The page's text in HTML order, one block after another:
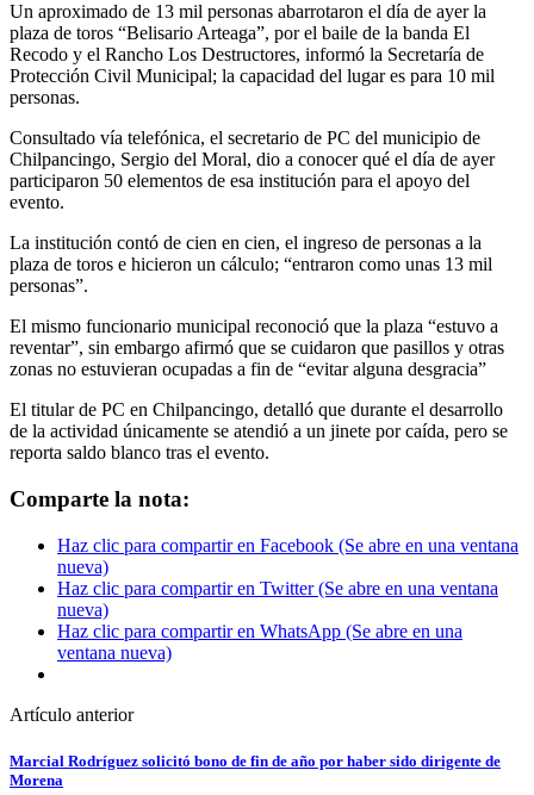
Un aproximado de 13 mil personas abarrotaron el día de ayer la
plaza de toros “Belisario Arteaga”, por el baile de la banda El
Recodo y el Rancho Los Destructores, informó la Secretaría de
Protección Civil Municipal; la capacidad del lugar es para 10 mil
personas.
Consultado vía telefónica, el secretario de PC del municipio de
Chilpancingo, Sergio del Moral, dio a conocer qué el día de ayer
participaron 50 elementos de esa institución para el apoyo del
evento.
La institución contó de cien en cien, el ingreso de personas a la
plaza de toros e hicieron un cálculo; “entraron como unas 13 mil
personas”.
El mismo funcionario municipal reconoció que la plaza “estuvo a
reventar”, sin embargo afirmó que se cuidaron que pasillos y otras
zonas no estuvieran ocupadas a fin de “evitar alguna desgracia”
El titular de PC en Chilpancingo, detalló que durante el desarrollo
de la actividad únicamente se atendió a un jinete por caída, pero se
reporta saldo blanco tras el evento.
Comparte la nota:
Haz clic para compartir en Facebook (Se abre en una ventana
nueva)
Haz clic para compartir en Twitter (Se abre en una ventana
nueva)
Haz clic para compartir en WhatsApp (Se abre en una
ventana nueva)
Artículo anterior
Marcial Rodríguez solicitó bono de fin de año por haber sido dirigente de
Morena